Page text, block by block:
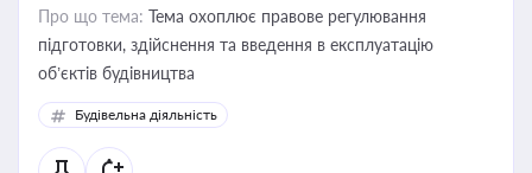
Про що тема: Тема охоплює правове регулювання
підготовки, здійснення та введення в експлуатацію
об’єктів будівництва
Будівельна діяльність